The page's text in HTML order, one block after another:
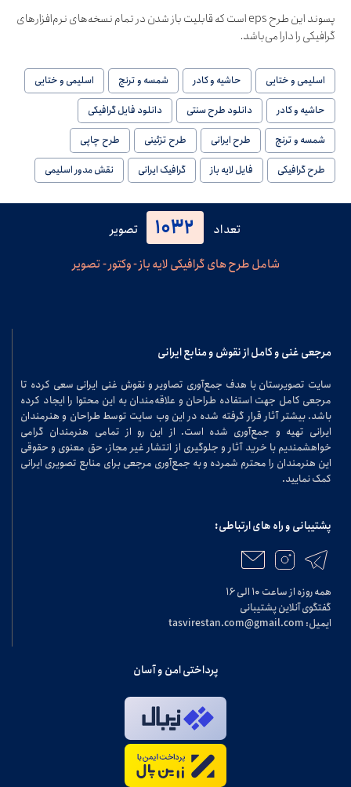
پسوند این طرح eps است که قابلیت باز شدن در تمام نسخه‌های نرم‌افزارهای
گرافیکی را دارا می‌باشد.
اسلیمی و ختایی حاشیه و کادر شمسه و ترنج
اسلیمی و ختایی
حاشیه و کادر
دانلود طرح سنتی
دانلود فایل گرافیکی
شمسه و ترنج
طرح ایرانی طرح تزئینی
طرح چاپی
طرح گرافیکی
فایل لایه باز گرافیک ایرانی نقش مدور اسلیمی
تعداد 1032
تصویر
شامل طرح های گرافیکی لایه باز - وکتور - تصویر
مرجعی غنی و کامل از نقوش و منابع ایرانی
سایت تصویرستان با هدف جمع‌آوری تصاویر و نقوش غنی ایرانی سعی کرده تا
مرجعی کامل جهت استفاده طراحان و علاقه‌مندان به این محتوا را ایجاد کرده
باشد. بیشتر آثار قرار گرفته شده در این وب سایت توسط طراحان و هنرمندان
ایرانی تهیه و جمع‌آوری شده است. از این رو از تمامی هنرمندان گرامی
خواهشمندیم با خرید آثار و جلوگیری از انتشار غیر مجاز، حق معنوی و حقوقی
این هنرمندان را محترم شمرده و به جمع‌آوری مرجعی برای منابع تصویری ایرانی
کمک نمایید.
پشتیبانی و راه های ارتباطی:
همه روزه از ساعت ۱۰ الی ۱۶
گفتگوی آنلاین پشتیبانی
ایمیل: tasvirestan.com@gmail.com
پرداختی امن و آسان